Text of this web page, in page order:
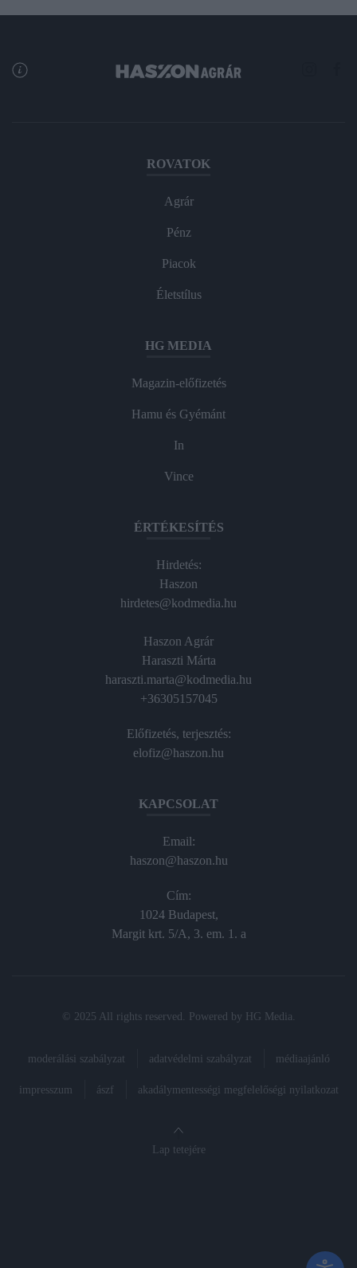
ROVATOK
Agrár
Pénz
Piacok
Életstílus
HG MEDIA
Magazin-előfizetés
Hamu és Gyémánt
In
Vince
ÉRTÉKESÍTÉS
Hirdetés:
Haszon
hirdetes@kodmedia.hu
Haszon Agrár
Haraszti Márta
haraszti.marta@kodmedia.hu
+36305157045
Előfizetés, terjesztés:
elofiz@haszon.hu
KAPCSOLAT
Email:
haszon@haszon.hu
Cím:
1024 Budapest,
Margit krt. 5/A, 3. em. 1. a
© 2025 All rights reserved. Powered by HG Media
moderálási szabályzat adatvédelmi szabályzat médiaajánló
impresszum ászf akadálymentességi megfelelőségi nyilatkozat
Lap tetejére